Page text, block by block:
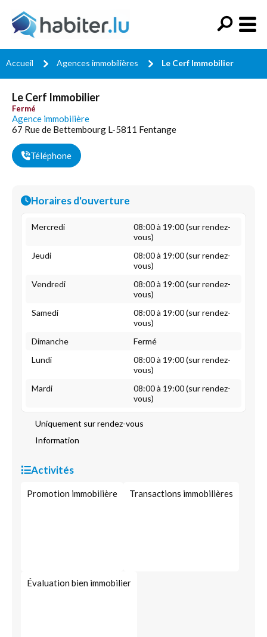
Accueil Agences immobilières Le Cerf Immobilier
Le Cerf Immobilier
Fermé
Agence immobilière
67 Rue de Bettembourg L-5811 Fentange
Téléphone
Horaires d'ouverture
Mercredi
08:00 à 19:00 (sur rendez-
vous)
Jeudi
08:00 à 19:00 (sur rendez-
vous)
Vendredi
08:00 à 19:00 (sur rendez-
vous)
Samedi
08:00 à 19:00 (sur rendez-
vous)
Dimanche
Fermé
Lundi
08:00 à 19:00 (sur rendez-
vous)
Mardi
08:00 à 19:00 (sur rendez-
vous)
Uniquement sur rendez-vous
Information
Activités
Promotion immobilière Transactions immobilières
Évaluation bien immobilier